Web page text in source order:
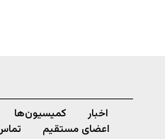
اخبار کمیسیون‌ها
اعضای مستقیم